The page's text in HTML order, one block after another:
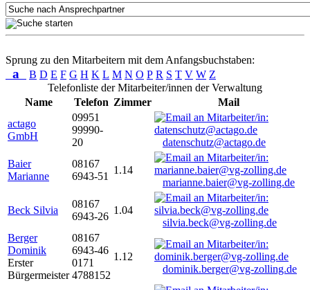
Sprung zu den Mitarbeitern mit dem Anfangsbuchstaben:
a B D E F G H K L M N O P R S T V W Z
Telefonliste der Mitarbeiter/innen der Verwaltung
Name
Telefon Zimmer
Mail
actago
GmbH
09951
99990-
20
datenschutz@actago.de
Baier
Marianne
08167
6943-51
1.14
marianne.baier@vg-zolling.de
Beck Silvia
08167
6943-26
1.04
silvia.beck@vg-zolling.de
Berger
Dominik
Erster
Bürgermeister
08167
6943-46
0171
4788152
1.12
dominik.berger@vg-zolling.de